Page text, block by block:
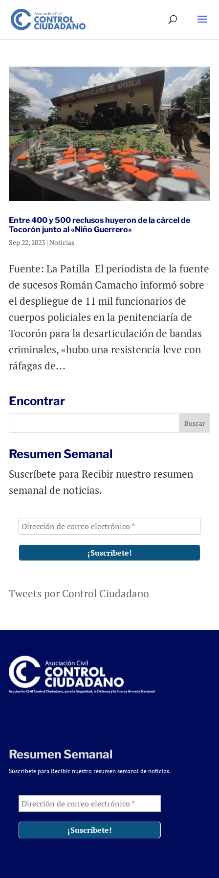
Entre 400 y 500 reclusos huyeron de la cárcel de
Tocorón junto al «Niño Guerrero»
Sep 22, 2023| Noticias
Fuente: La Patilla El periodista de la fuente
de sucesos Román Camacho informó sobre
el despliegue de 11 mil funcionarios de
cuerpos policiales en la penitenciaría de
Tocorón para la desarticulación de bandas
criminales, «hubo una resistencia leve con
ráfagas de...
Encontrar
Resumen Semanal
Suscríbete para Recibir nuestro resumen
semanal de noticias.
Tweets por Control Ciudadano
Resumen Semanal
Suscríbete para Recibir nuestro resumen semanal de noticias.